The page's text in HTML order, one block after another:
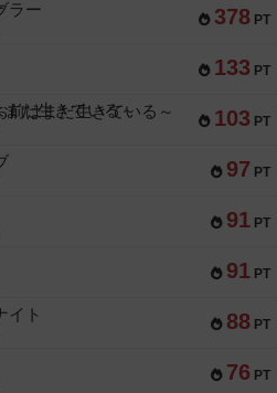
378 PT
ラー
133 PT
103 PT
はまだ生きている～
97 PT
91 PT
91 PT
88 PT
イト
76 PT